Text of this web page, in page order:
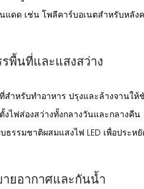
แดด เช่น โพลีคาร์บอเนตสำหรับหลัง
พื้นที่และแสงสว่าง
สำหรับทำอาหาร ปรุงและล้างจานให้
งไฟส่องสว่างทั้งกลางวันและกลางคืน
ธรรมชาติผสมแสงไฟ LED เพื่อประห
ายอากาศและกันน้ำ